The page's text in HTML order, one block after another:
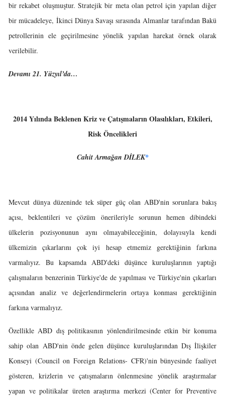
bir rekabet oluşmuştur. Stratejik bir meta olan petrol için yapılan diğer
bir mücadeleye, İkinci Dünya Savaşı sırasında Almanlar tarafından Bakü
petrollerinin ele geçirilmesine yönelik yapılan harekat örnek olarak
verilebilir.
Devamı 21. Yüzyıl’da…
2014 Yılında Beklenen Kriz ve Çatışmaların Olasılıkları, Etkileri,
Risk Öncelikleri
Cahit Armağan DİLEK*
Mevcut dünya düzeninde tek süper güç olan ABD'nin sorunlara bakış
açısı, beklentileri ve çözüm önerileriyle sorunun hemen dibindeki
ülkelerin pozisyonunun aynı olmayabileceğinin, dolayısıyla kendi
ülkemizin çıkarlarını çok iyi hesap etmemiz gerektiğinin farkına
varmalıyız. Bu kapsamda ABD'deki düşünce kuruluşlarının yaptığı
çalışmaların benzerinin Türkiye'de de yapılması ve Türkiye'nin çıkarları
açısından analiz ve değerlendirmelerin ortaya konması gerektiğinin
farkına varmalıyız.
Özellikle ABD dış politikasının yönlendirilmesinde etkin bir konuma
sahip olan ABD'nin önde gelen düşünce kuruluşlarından Dış İlişkiler
Konseyi (Council on Foreign Relations- CFR)'nin bünyesinde faaliyet
gösteren, krizlerin ve çatışmaların önlenmesine yönelik araştırmalar
yapan ve politikalar üreten araştırma merkezi (Center for Preventive